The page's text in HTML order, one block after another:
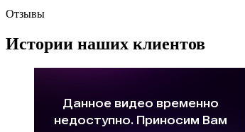
Отзывы
Истории наших клиентов